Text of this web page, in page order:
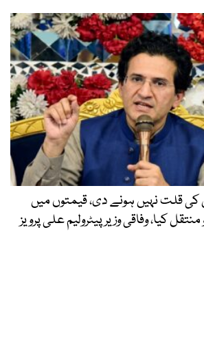
کی قلت نہیں ہونے دی، قیمتوں میں
کیا، وفاقی وزیر پیٹرولیم علی پرویز